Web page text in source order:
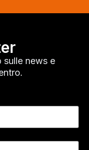
sulle news e